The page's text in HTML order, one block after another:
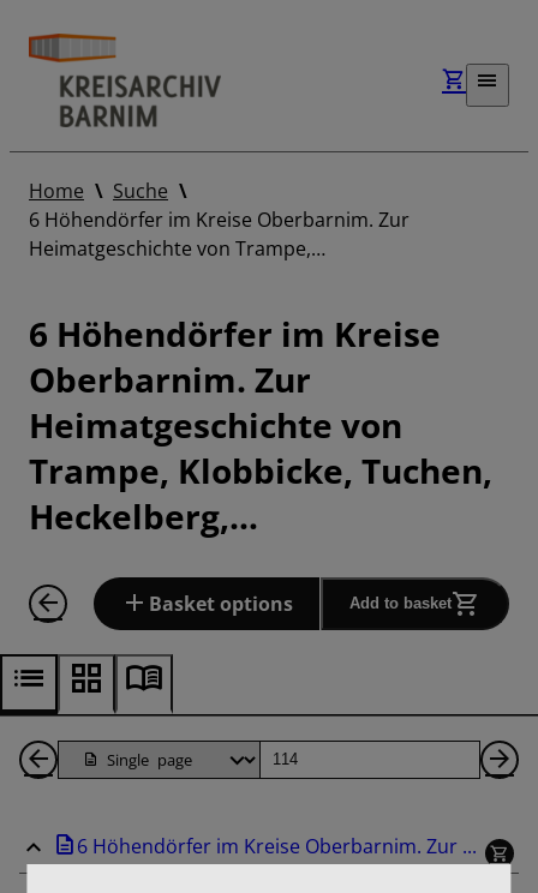
Home
Suche
6 Höhendörfer im Kreise Oberbarnim. Zur
Heimatgeschichte von Trampe,…
6 Höhendörfer im Kreise
Oberbarnim. Zur
Heimatgeschichte von
Trampe, Klobbicke, Tuchen,
Heckelberg,…
Basket options Add to basket
Back
Pages
Page
6 Höhendörfer im Kreise Oberbarnim. Zur ...